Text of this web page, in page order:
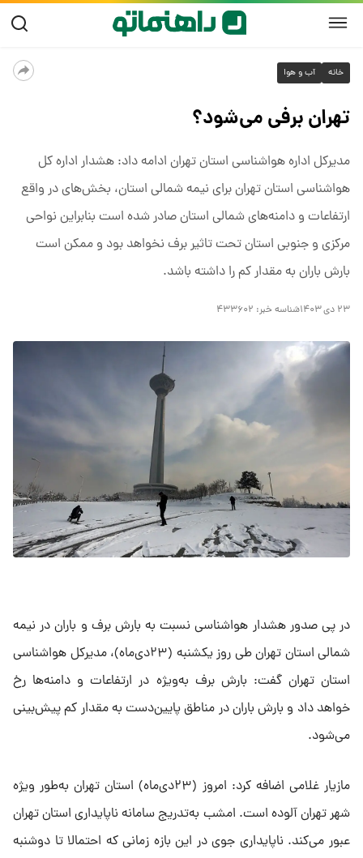
خانه آب و هوا
تهران برفی می‌شود؟
مدیرکل اداره هواشناسی استان تهران ادامه داد: هشدار اداره کل
هواشناسی استان تهران برای نیمه شمالی استان، بخش‌های در واقع
ارتفاعات و دامنه‌های شمالی استان صادر شده است بنابراین نواحی
مرکزی و جنوبی استان تحت تاثیر برف نخواهد بود و ممکن است
بارش باران به مقدار کم را داشته باشد.
۲۳ دی ۱۴۰۳ شناسه خبر: ۴۳۳۶۰۲
در پی صدور هشدار هواشناسی نسبت به بارش برف و باران در نیمه
شمالی استان تهران طی روز یکشنبه (۲۳دی‌ماه)، مدیرکل هواشناسی
استان تهران گفت: بارش برف به‌ویژه در ارتفاعات و دامنه‌ها رخ
خواهد داد و بارش باران در مناطق پایین‌دست به مقدار کم پیش‌بینی
می‌شود.
مازیار غلامی اضافه کرد: امروز (۲۳دی‌ماه) استان تهران به‌طور ویژه
شهر تهران آلوده است. امشب به‌تدریج سامانه ناپایداری استان تهران
عبور می‌کند. ناپایداری جوی در این بازه زمانی که احتمالا تا دوشنبه